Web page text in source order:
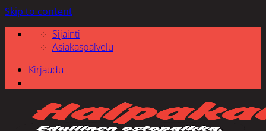
Skip to content
Sijainti
Asiakaspalvelu
Kirjaudu